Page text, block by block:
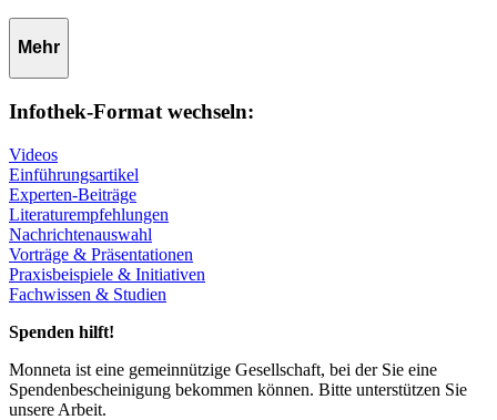
Mehr
Infothek-Format wechseln:
Videos
Einführungsartikel
Experten-Beiträge
Literaturempfehlungen
Nachrichtenauswahl
Vorträge & Präsentationen
Praxisbeispiele & Initiativen
Fachwissen & Studien
Spenden hilft!
Monneta ist eine gemeinnützige Gesellschaft, bei der Sie eine
Spendenbescheinigung bekommen können. Bitte unterstützen Sie
unsere Arbeit.